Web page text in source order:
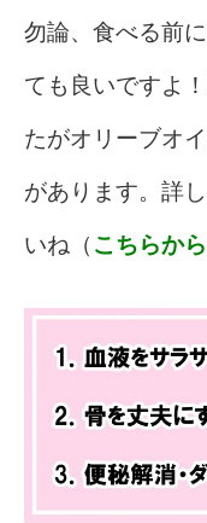
勿論、食べる前
ても良いですよ
たがオリーブオ
があります。詳
いね（ こちらから